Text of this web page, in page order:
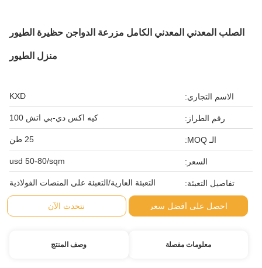
الصلب المعدني المعدني الكامل مزرعة الدواجن حظيرة الطيور
منزل الطيور
الاسم التجاري: KXD
رقم الطراز: كيه اكس دي-بي اتش 100
الـ MOQ: 25 طن
السعر: usd 50-80/sqm
تفاصيل التعبئة: التعبئة العارية/التعبئة على المنصات الفولاذية
احصل على أفضل سعر نتحدث الآن
معلومات مفصلة وصف المنتج